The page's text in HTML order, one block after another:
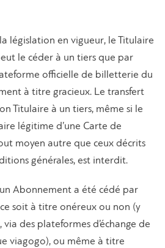
législation en vigueur, le Titulaire
le céder à un tiers que par
officielle de billetterie du
à titre gracieux. Le transfert
Titulaire à un tiers, même si le
légitime d’une Carte de
moyen autre que ceux décrits
générales, est interdit.
Abonnement a été cédé par
soit à titre onéreux ou non (y
via des plateformes d’échange de
viagogo), ou même à titre